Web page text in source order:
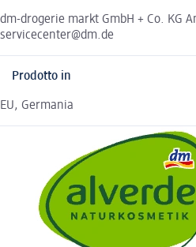
dm-drogerie markt GmbH + Co. KG
servicecenter@dm.de
Prodotto in
EU, Germania